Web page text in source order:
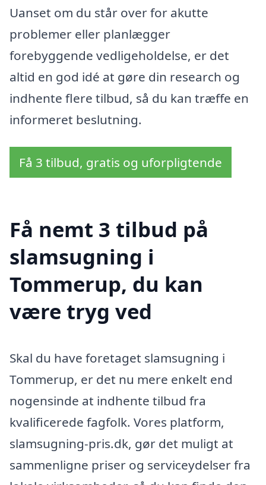
Uanset om du står over for akutte
problemer eller planlægger
forebyggende vedligeholdelse, er det
altid en god idé at gøre din research og
indhente flere tilbud, så du kan træffe en
informeret beslutning.
Få 3 tilbud, gratis og uforpligtende
Få nemt 3 tilbud på
slamsugning i
Tommerup, du kan
være tryg ved
Skal du have foretaget slamsugning i
Tommerup, er det nu mere enkelt end
nogensinde at indhente tilbud fra
kvalificerede fagfolk. Vores platform,
slamsugning-pris.dk, gør det muligt at
sammenligne priser og serviceydelser fra